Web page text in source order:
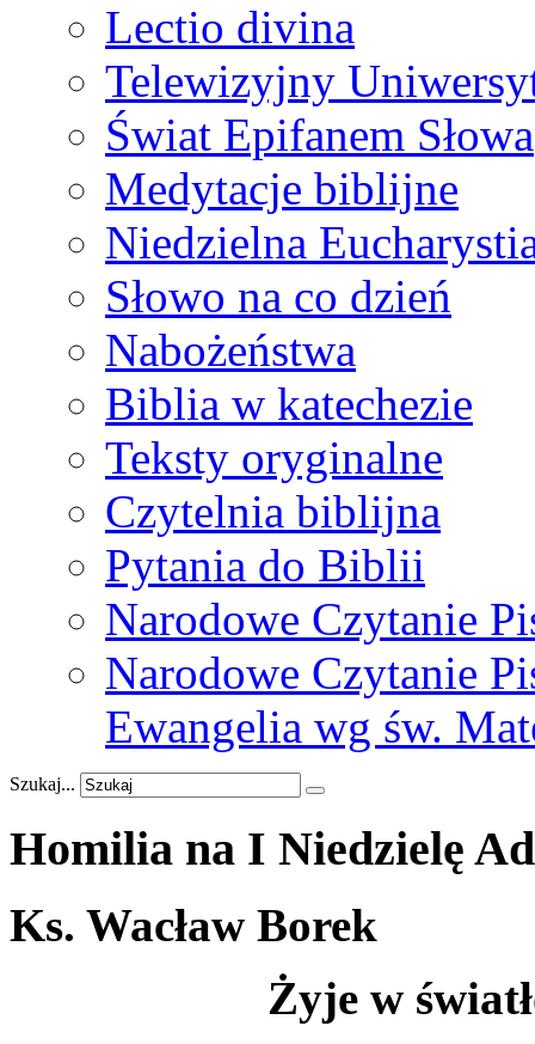
Lectio divina
Telewizyjny
Świat Epifanem Słowa
Medytacje biblijne
Niedzielna
Słowo na co dzień
Nabożeństwa
Biblia w katechezie
Teksty oryginalne
Czytelnia biblijna
Pytania do Biblii
Narodowe Czytanie
Narodowe Czytanie
Ewangelia wg św.
Szukaj...
Homilia na I Niedzielę
Ks. Wacław Borek
Żyje w